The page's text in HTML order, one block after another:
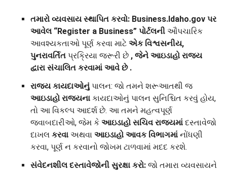
તમારો વ્યવસાય સ્થાપિત કરવો: Business.Idaho.gov પર
આવેલ “Register a Business” પોર્ટલની ઔપચારિક
આવશ્યકતાઓ પૂર્ણ કરવા માટે એક વિશ્વસનીય,
પુનરાવર્તિત પ્રક્રિયા જરૂરી છે , જેને આઇડાહો રાજ્ય
દ્વારા સંચાલિત કરવામાં આવે છે .
રાજ્ય કાયદાઓનું પાલન: જો તમને શરૂઆતથી જ
આઇડાહો રાજ્યના કાયદાઓનું પાલન સુનિશ્ચિત કરવું હોય,
તો આ વિકલ્પ આદર્શ છે. આ તમને મહત્વપૂર્ણ
જવાબદારીઓ, જેમ કે આઇડાહો સચિવ રાજ્યમાં દસ્તાવેજો
દાખલ કરવા અથવા આઇડાહો આવક વિભાગમાં નોંધણી
કરવા, પૂર્ણ ન કરવાનો જોખમ ટાળવામાં મદદ કરશે.
સંવેદનશીલ દસ્તાવેજોની સુરક્ષા કરો: જો તમારા વ્યવસાયને